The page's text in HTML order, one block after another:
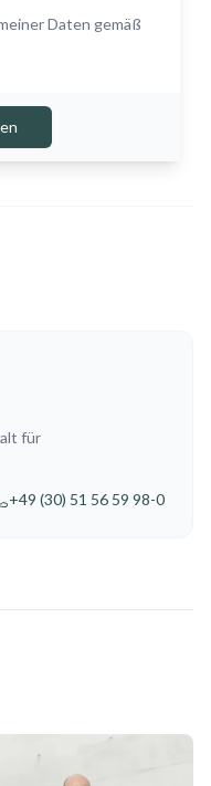
Daten gemäß
für
+49 (30) 51 56 59 98-0